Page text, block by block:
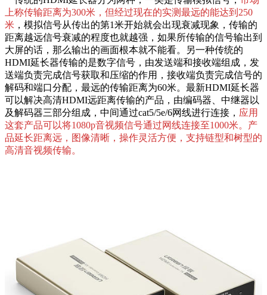
上称传输距离为300米，但经过现在的实测最远的能达到250
米 ，模拟信号从传出的第1米开始就会出现衰减现象，传输的
距离越远信号衰减的程度也就越强，如果所传输的信号输出到
大屏的话，那么输出的画面根本就不能看。另一种传统的
HDMI延长器传输的是数字信号，由发送端和接收端组成，发
送端负责完成信号获取和压缩的作用，接收端负责完成信号的
解码和端口分配，最远的传输距离为60米。最新HDMI延长器
可以解决高清HDMI远距离传输的产品，由编码器、中继器以
及解码器三部分组成，中间通过cat5/5e/6网线进行连接， 应用
这套产品可以将1080p音视频信号通过网线连接至1000米。产
品延长距离远，图像清晰，操作灵活方便，支持链型和树型的
高清音视频传输。